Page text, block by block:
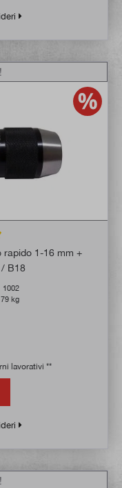
di 4.9 su 5 stelle
rapido 1-16 mm +
B18
1002
kg
lavorativi **